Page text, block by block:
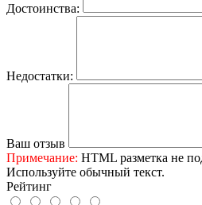
Достоинства:
Недостатки:
Ваш отзыв
Примечание: HTML разметка не
Используйте обычный текст.
Рейтинг